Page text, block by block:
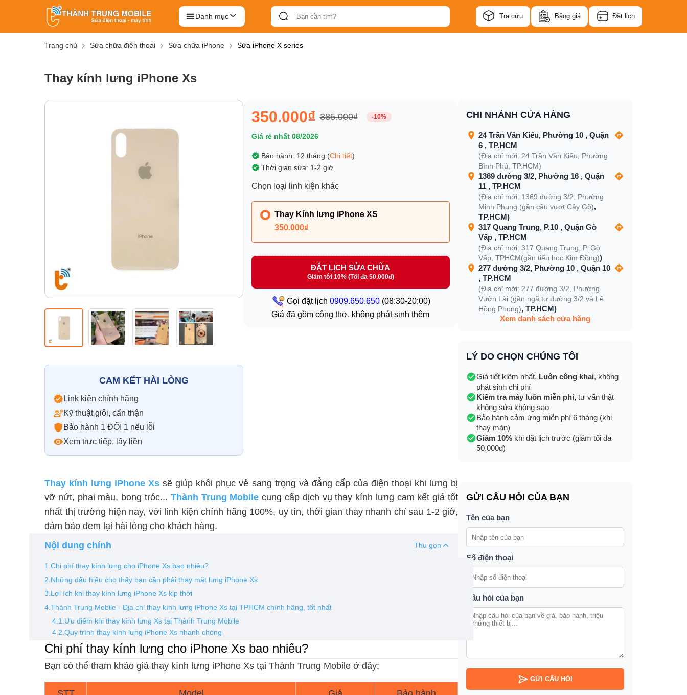
Danh mục Tra cứu Bảng giá Đặt lịch
Trang chủ Sửa chữa điện thoại Sửa chữa iPhone Sửa iPhone X series
Thay kính lưng iPhone Xs
CAM KẾT HÀI LÒNG
Link kiện chính hãng
Kỹ thuật giỏi, cẩn thận
Bảo hành 1 ĐỔI 1 nếu lỗi
Xem trực tiếp, lấy liền
350.000₫ 385.000₫ -10%
Giá rẻ nhất 08/2026
Bảo hành: 12 tháng (Chi tiết)
Thời gian sửa: 1-2 giờ
Chọn loại linh kiện khác
Thay Kính lưng iPhone XS
350.000₫
ĐẶT LỊCH SỬA CHỮA
Giảm tới 10% (Tối đa 50.000đ)
Gọi đặt lịch0909.650.650 (08:30-20:00)
Giá đã gồm công thợ, không phát sinh thêm
Thay kính lưng iPhone Xs sẽ giúp khôi phục vẻ sang trọng và đẳng cấp của điện thoại khi lưng bị
vỡ nứt, phai màu, bong tróc... Thành Trung Mobile cung cấp dịch vụ thay kính lưng cam kết giá tốt
nhất thị trường hiện nay, với linh kiện chính hãng 100%, uy tín, thời gian thay nhanh chỉ sau 1-2 giờ,
đảm bảo đem lại hài lòng cho khách hàng.
Nội dung chính
Thu gọn
1.Chi phí thay kính lưng cho iPhone Xs bao nhiêu?
2.Những dấu hiệu cho thấy bạn cần phải thay mặt lưng iPhone Xs
3.Lợi ích khi thay kính lưng iPhone Xs kịp thời
4.Thành Trung Mobile - Địa chỉ thay kính lưng iPhone Xs tại TPHCM chính hãng, tốt nhất
4.1.Ưu điểm khi thay kính lưng Xs tại Thành Trung Mobile
4.2.Quy trình thay kính lưng iPhone Xs nhanh chóng
Chi phí thay kính lưng cho iPhone Xs bao nhiêu?
Bạn có thể tham khảo giá thay kính lưng iPhone Xs tại Thành Trung Mobile ở đây:
CHI NHÁNH CỬA HÀNG
24 Trần Văn Kiểu, Phường 10 , Quận
6 , TP.HCM
(Địa chỉ mới: 24 Trần Văn Kiểu, Phường
Bình Phú, TP.HCM)
1369 đường 3/2, Phường 16 , Quận
11 , TP.HCM
(Địa chỉ mới: 1369 đường 3/2, Phường
Minh Phụng (gần cầu vượt Cây Gõ),
TP.HCM)
317 Quang Trung, P.10 , Quận Gò
Vấp , TP.HCM
(Địa chỉ mới: 317 Quang Trung, P. Gò
Vấp, TPHCM(gần tiểu học Kim Đồng))
277 đường 3/2, Phường 10 , Quận 10
, TP.HCM
(Địa chỉ mới: 277 đường 3/2, Phường
Vườn Lài (gần ngã tư đường 3/2 và Lê
Hồng Phong), TP.HCM)
Xem danh sách cửa hàng
LÝ DO CHỌN CHÚNG TÔI
Giá tiết kiệm nhất, Luôn công khai, không
phát sinh chi phí
Kiểm tra máy luôn miễn phí, tư vấn thật
không sửa không sao
Bảo hành cảm ứng miễn phí 6 tháng (khi
thay màn)
Giảm 10% khi đặt lịch trước (giảm tối đa
50.000đ)
GỬI CÂU HỎI CỦA BẠN
Tên của bạn
Số điện thoại
Câu hỏi của bạn
GỬI CÂU HỎI